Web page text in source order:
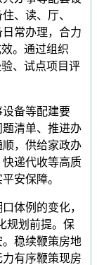
、读、厅、
常办理，合力
。通过组织
、试点项目评
备等配建要
清单、推进办
，供给家政办
递代收等高质
安保障。
体例的变化，
规划前提。保
稳续鞭策房地
有序鞭策现房